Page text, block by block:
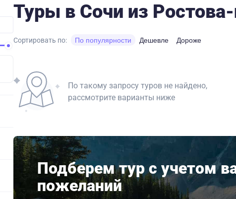
Туры в Сочи из
Сортировать по: По популярности Дешевле Дороже
По такому запросу туров не найдено,
рассмотрите варианты ниже
Подберем тур с учетом
пожеланий